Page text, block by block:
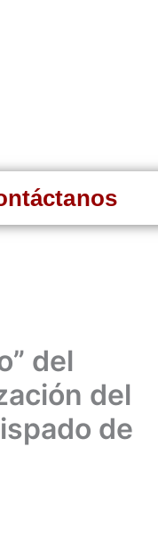
del
del
de